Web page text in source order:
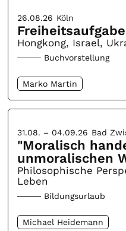
26.08.26 Köln
Hongkong, Israel,
Buchvorstellung
Marko Martin
31.08. – 04.09.26 Bad
"Moralisch
unmoralischen
Philosophische
Leben
Bildungsurlaub
Michael Heidemann